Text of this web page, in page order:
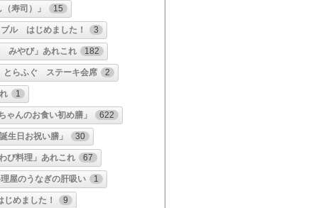
寿司）」 15
ル はじめました！ 3
みやび」あれこれ 182
らふぐ ステーキ会席 2
1
ゃんのお食い初め膳」 622
生日お祝い膳」 30
び料理」あれこれ 67
理屋のうなぎの肝吸い 1
めました！ 9